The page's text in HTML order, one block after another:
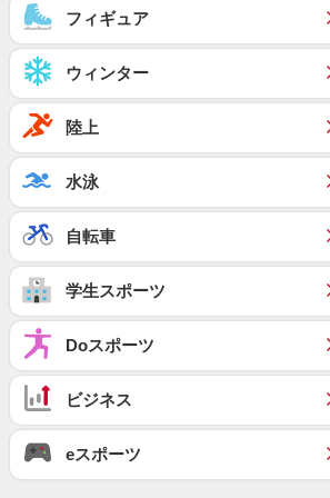
フィギュア
ウィンター
陸上
水泳
自転車
学生スポーツ
Doスポーツ
ビジネス
eスポーツ